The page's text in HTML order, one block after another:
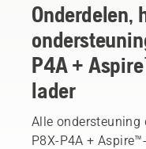
Onderdelen,
P4A +
lader
Alle ondersteuning
P8X-P4A +